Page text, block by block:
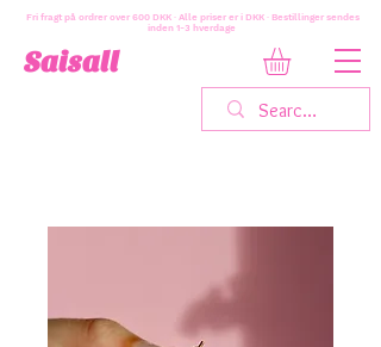
Saisall
Fri fragt på ordrer over 600 DKK · Alle priser er i DKK · Bestillinger sendes
inden 1-3 hverdage